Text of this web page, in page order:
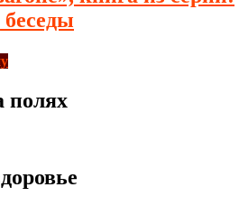
полях